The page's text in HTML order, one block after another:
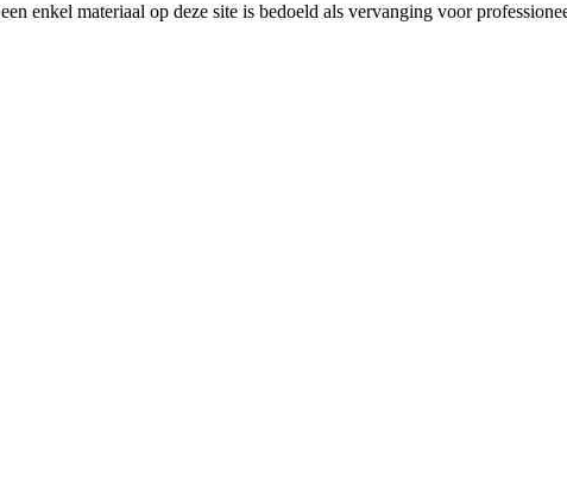
enkel materiaal op deze site is bedoeld als vervanging voor